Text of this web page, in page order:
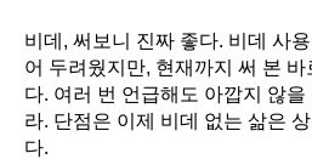
비데 , 써보니 진짜 좋다. 비데 사
어 두려웠지만, 현재까지 써 본
다. 여러 번 언급해도 아깝지 않을
라. 단점은 이제 비데 없는 삶은
다.